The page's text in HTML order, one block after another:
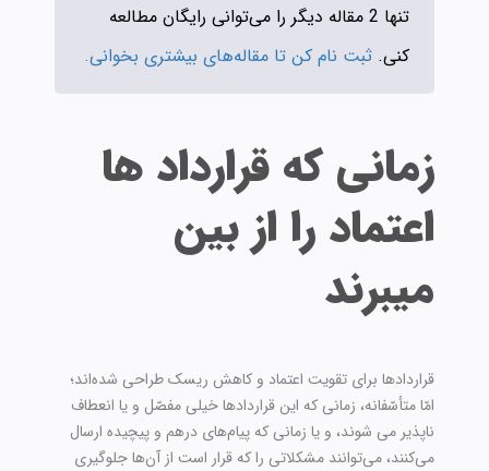
تنها 2 مقاله دیگر را می‌توانی رایگان مطالعه
کنی. ثبت نام کن تا مقاله‌های بیشتری بخوانی.
زمانی که قرارداد ها
اعتماد را از بین
میبرند
قراردادها برای تقویت اعتماد و کاهش ریسک طراحی شده‌اند؛
امّا متأسّفانه، زمانی که این‌ قراردادها خیلی مفصّل و یا انعطاف
ناپذیر می شوند، و یا زمانی که پیام‌های درهم و پیچیده ارسال
می‌کنند، می‌توانند مشکلاتی را که قرار است از آن‌ها جلوگیری